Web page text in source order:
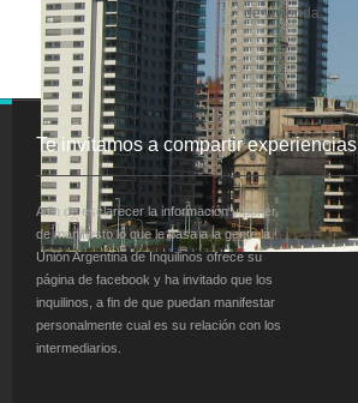
de vivienda.
Te invitamos a compartir experiencias
A fin de esclarecer la información y poner
de manifiesto lo que le pasa a la gente la
Unión Argentina de Inquilinos ofrece su
página de facebook y ha invitado que los
inquilinos, a fin de que puedan manifestar
personalmente cual es su relación con los
intermediarios.